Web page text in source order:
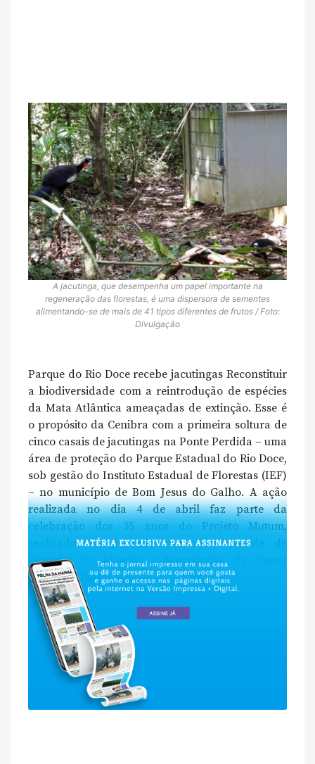
A jacutinga, que desempenha um papel importante na
regeneração das florestas, é uma dispersora de sementes
alimentando-se de mais de 41 tipos diferentes de frutos / Foto:
Divulgação
Parque do Rio Doce recebe jacutingas Reconstituir
a biodiversidade com a reintrodução de espécies
da Mata Atlântica ameaçadas de extinção. Esse é
o propósito da Cenibra com a primeira soltura de
cinco casais de jacutingas na Ponte Perdida – uma
área de proteção do Parque Estadual do Rio Doce,
sob gestão do Instituto Estadual de Florestas (IEF)
– no município de Bom Jesus do Galho. A ação
realizada no dia 4 de abril faz parte da
celebração dos 35 anos do Projeto Mutum,
realizado em parceria com a Sociedade de
Pesquisa do Manejo e Reprodução da Fauna
Silvestre. (Diário do […]